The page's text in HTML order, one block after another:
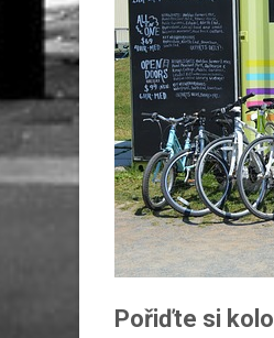
Pořiďte si kolo